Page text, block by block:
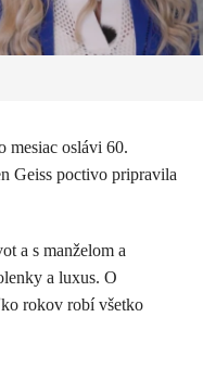
mesiac oslávi 60.
Geiss poctivo pripravila
a s manželom a
a luxus. O
rokov robí všetko